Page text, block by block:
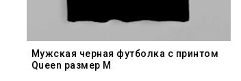
Мужская черная футболка с принтом
Queen размер M